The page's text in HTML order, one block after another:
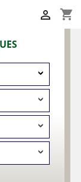
shopping_cart
